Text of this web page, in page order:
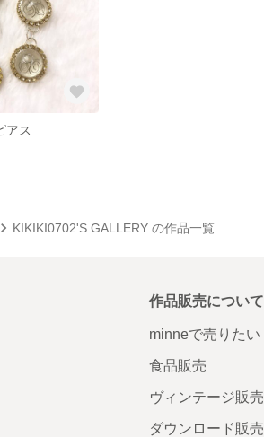
アス
KIKIKI0702'S GALLERY の作品一覧
作品販売について
minneで売りたい
食品販売
ヴィンテージ販売
ダウンロード販売